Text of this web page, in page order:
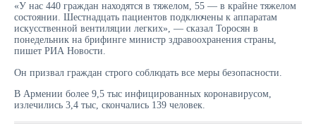
«У нас 440 граждан находятся в тяжелом, 55 — в крайне тяжелом
состоянии. Шестнадцать пациентов подключены к аппаратам
искусственной вентиляции легких», — сказал Торосян в
понедельник на брифинге министр здравоохранения страны,
пишет РИА Новости.
Он призвал граждан строго соблюдать все меры безопасности.
В Армении более 9,5 тыс инфицированных коронавирусом,
излечились 3,4 тыс, скончались 139 человек.